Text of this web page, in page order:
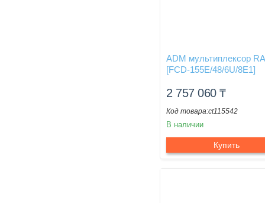
ADM мультиплексор
[FCD-155E/48/6U/8E1]
2 757 060₸
ct115542
В наличии
Купить